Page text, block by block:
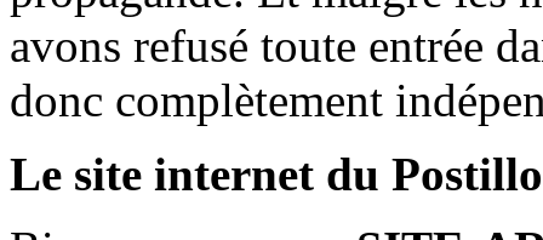
avons refusé toute entrée
donc complètement
Le site internet du